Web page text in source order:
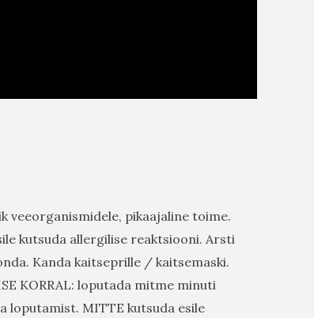
veeorganismidele, pikaajaline toime.
kutsuda allergilise reaktsiooni. Arsti
Kanda kaitseprille / kaitsemaski.
KORRAL: loputada mitme minuti
loputamist. MITTE kutsuda esile